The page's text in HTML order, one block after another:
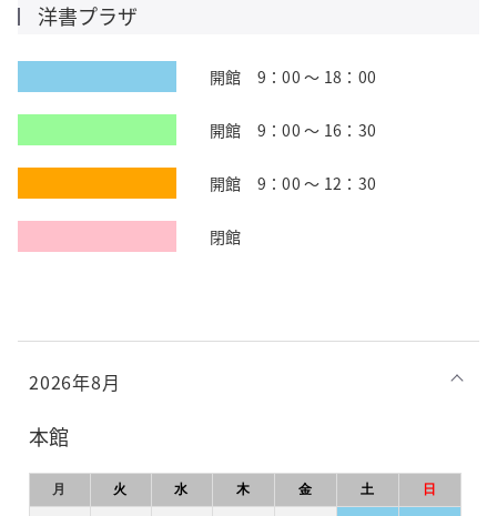
洋書プラザ
開館 9：00 ～ 18：00
開館 9：00 ～ 16：30
開館 9：00 ～ 12：30
閉館
2026年8月
本館
月 火 水 木 金 土 日